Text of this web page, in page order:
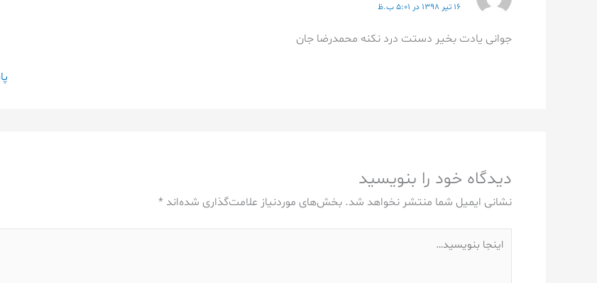
۱۶ تیر ۱۳۹۸ در ۵:۰۱ ب.ظ
جوانی یادت بخیر دستت درد نکنه محمدرضا جان
دیدگاه‌ خود را بنویسید
نشانی ایمیل شما منتشر نخواهد شد. بخش‌های موردنیاز علامت‌گذاری شده‌اند *
اینجا
بنویسید…